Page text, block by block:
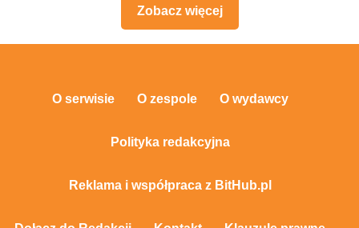
Zobacz więcej
O serwisie O zespole O wydawcy
Polityka redakcyjna
Reklama i współpraca z BitHub.pl